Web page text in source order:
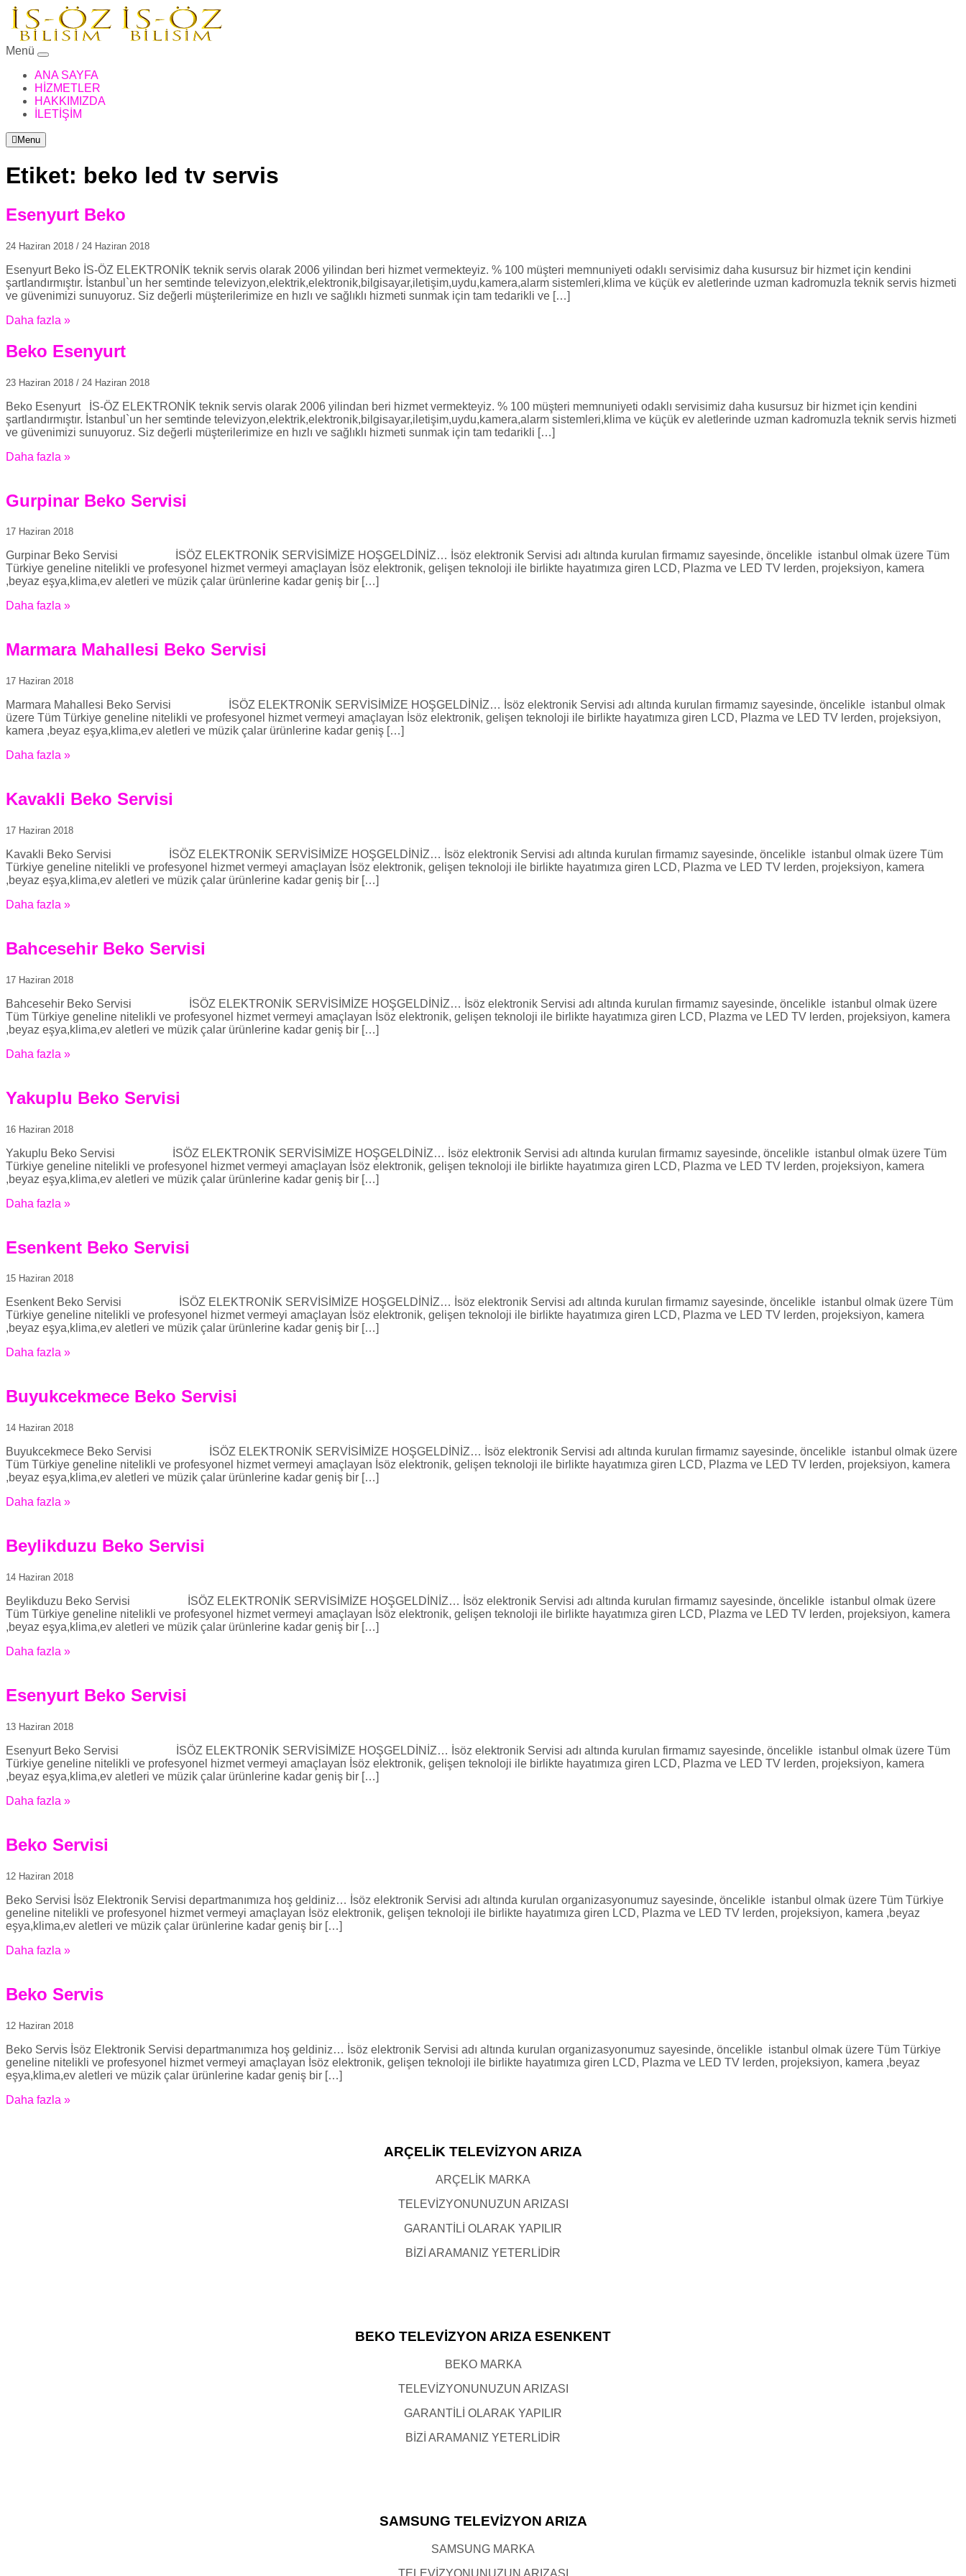
Menü
ANA SAYFA
HİZMETLER
HAKKIMIZDA
İLETİŞİM
Menu
Etiket: beko led tv servis
Esenyurt Beko
24 Haziran 2018 / 24 Haziran 2018
Esenyurt Beko İS-ÖZ ELEKTRONİK teknik servis olarak 2006 yilindan beri hizmet vermekteyiz. % 100 müşteri memnuniyeti odaklı servisimiz daha kusursuz bir hizmet için kendini
şartlandırmıştır. İstanbul`un her semtinde televizyon,elektrik,elektronik,bilgisayar,iletişim,uydu,kamera,alarm sistemleri,klima ve küçük ev aletlerinde uzman kadromuzla teknik servis hizmeti
ve güvenimizi sunuyoruz. Siz değerli müşterilerimize en hızlı ve sağlıklı hizmeti sunmak için tam tedarikli ve […]
Daha fazla »
Beko Esenyurt
23 Haziran 2018 / 24 Haziran 2018
Beko Esenyurt İS-ÖZ ELEKTRONİK teknik servis olarak 2006 yilindan beri hizmet vermekteyiz. % 100 müşteri memnuniyeti odaklı servisimiz daha kusursuz bir hizmet için kendini
şartlandırmıştır. İstanbul`un her semtinde televizyon,elektrik,elektronik,bilgisayar,iletişim,uydu,kamera,alarm sistemleri,klima ve küçük ev aletlerinde uzman kadromuzla teknik servis hizmeti
ve güvenimizi sunuyoruz. Siz değerli müşterilerimize en hızlı ve sağlıklı hizmeti sunmak için tam tedarikli […]
Daha fazla »
Gurpinar Beko Servisi
17 Haziran 2018
Gurpinar Beko Servisi İSÖZ ELEKTRONİK SERVİSİMİZE HOŞGELDİNİZ… İsöz elektronik Servisi adı altında kurulan firmamız sayesinde, öncelikle istanbul olmak üzere Tüm
Türkiye geneline nitelikli ve profesyonel hizmet vermeyi amaçlayan İsöz elektronik, gelişen teknoloji ile birlikte hayatımıza giren LCD, Plazma ve LED TV lerden, projeksiyon, kamera
,beyaz eşya,klima,ev aletleri ve müzik çalar ürünlerine kadar geniş bir […]
Daha fazla »
Marmara Mahallesi Beko Servisi
17 Haziran 2018
Marmara Mahallesi Beko Servisi İSÖZ ELEKTRONİK SERVİSİMİZE HOŞGELDİNİZ… İsöz elektronik Servisi adı altında kurulan firmamız sayesinde, öncelikle istanbul olmak
üzere Tüm Türkiye geneline nitelikli ve profesyonel hizmet vermeyi amaçlayan İsöz elektronik, gelişen teknoloji ile birlikte hayatımıza giren LCD, Plazma ve LED TV lerden, projeksiyon,
kamera ,beyaz eşya,klima,ev aletleri ve müzik çalar ürünlerine kadar geniş […]
Daha fazla »
Kavakli Beko Servisi
17 Haziran 2018
Kavakli Beko Servisi İSÖZ ELEKTRONİK SERVİSİMİZE HOŞGELDİNİZ… İsöz elektronik Servisi adı altında kurulan firmamız sayesinde, öncelikle istanbul olmak üzere Tüm
Türkiye geneline nitelikli ve profesyonel hizmet vermeyi amaçlayan İsöz elektronik, gelişen teknoloji ile birlikte hayatımıza giren LCD, Plazma ve LED TV lerden, projeksiyon, kamera
,beyaz eşya,klima,ev aletleri ve müzik çalar ürünlerine kadar geniş bir […]
Daha fazla »
Bahcesehir Beko Servisi
17 Haziran 2018
Bahcesehir Beko Servisi İSÖZ ELEKTRONİK SERVİSİMİZE HOŞGELDİNİZ… İsöz elektronik Servisi adı altında kurulan firmamız sayesinde, öncelikle istanbul olmak üzere
Tüm Türkiye geneline nitelikli ve profesyonel hizmet vermeyi amaçlayan İsöz elektronik, gelişen teknoloji ile birlikte hayatımıza giren LCD, Plazma ve LED TV lerden, projeksiyon, kamera
,beyaz eşya,klima,ev aletleri ve müzik çalar ürünlerine kadar geniş bir […]
Daha fazla »
Yakuplu Beko Servisi
16 Haziran 2018
Yakuplu Beko Servisi İSÖZ ELEKTRONİK SERVİSİMİZE HOŞGELDİNİZ… İsöz elektronik Servisi adı altında kurulan firmamız sayesinde, öncelikle istanbul olmak üzere Tüm
Türkiye geneline nitelikli ve profesyonel hizmet vermeyi amaçlayan İsöz elektronik, gelişen teknoloji ile birlikte hayatımıza giren LCD, Plazma ve LED TV lerden, projeksiyon, kamera
,beyaz eşya,klima,ev aletleri ve müzik çalar ürünlerine kadar geniş bir […]
Daha fazla »
Esenkent Beko Servisi
15 Haziran 2018
Esenkent Beko Servisi İSÖZ ELEKTRONİK SERVİSİMİZE HOŞGELDİNİZ… İsöz elektronik Servisi adı altında kurulan firmamız sayesinde, öncelikle istanbul olmak üzere Tüm
Türkiye geneline nitelikli ve profesyonel hizmet vermeyi amaçlayan İsöz elektronik, gelişen teknoloji ile birlikte hayatımıza giren LCD, Plazma ve LED TV lerden, projeksiyon, kamera
,beyaz eşya,klima,ev aletleri ve müzik çalar ürünlerine kadar geniş bir […]
Daha fazla »
Buyukcekmece Beko Servisi
14 Haziran 2018
Buyukcekmece Beko Servisi İSÖZ ELEKTRONİK SERVİSİMİZE HOŞGELDİNİZ… İsöz elektronik Servisi adı altında kurulan firmamız sayesinde, öncelikle istanbul olmak üzere
Tüm Türkiye geneline nitelikli ve profesyonel hizmet vermeyi amaçlayan İsöz elektronik, gelişen teknoloji ile birlikte hayatımıza giren LCD, Plazma ve LED TV lerden, projeksiyon, kamera
,beyaz eşya,klima,ev aletleri ve müzik çalar ürünlerine kadar geniş bir […]
Daha fazla »
Beylikduzu Beko Servisi
14 Haziran 2018
Beylikduzu Beko Servisi İSÖZ ELEKTRONİK SERVİSİMİZE HOŞGELDİNİZ… İsöz elektronik Servisi adı altında kurulan firmamız sayesinde, öncelikle istanbul olmak üzere
Tüm Türkiye geneline nitelikli ve profesyonel hizmet vermeyi amaçlayan İsöz elektronik, gelişen teknoloji ile birlikte hayatımıza giren LCD, Plazma ve LED TV lerden, projeksiyon, kamera
,beyaz eşya,klima,ev aletleri ve müzik çalar ürünlerine kadar geniş bir […]
Daha fazla »
Esenyurt Beko Servisi
13 Haziran 2018
Esenyurt Beko Servisi İSÖZ ELEKTRONİK SERVİSİMİZE HOŞGELDİNİZ… İsöz elektronik Servisi adı altında kurulan firmamız sayesinde, öncelikle istanbul olmak üzere Tüm
Türkiye geneline nitelikli ve profesyonel hizmet vermeyi amaçlayan İsöz elektronik, gelişen teknoloji ile birlikte hayatımıza giren LCD, Plazma ve LED TV lerden, projeksiyon, kamera
,beyaz eşya,klima,ev aletleri ve müzik çalar ürünlerine kadar geniş bir […]
Daha fazla »
Beko Servisi
12 Haziran 2018
Beko Servisi İsöz Elektronik Servisi departmanımıza hoş geldiniz… İsöz elektronik Servisi adı altında kurulan organizasyonumuz sayesinde, öncelikle istanbul olmak üzere Tüm Türkiye
geneline nitelikli ve profesyonel hizmet vermeyi amaçlayan İsöz elektronik, gelişen teknoloji ile birlikte hayatımıza giren LCD, Plazma ve LED TV lerden, projeksiyon, kamera ,beyaz
eşya,klima,ev aletleri ve müzik çalar ürünlerine kadar geniş bir […]
Daha fazla »
Beko Servis
12 Haziran 2018
Beko Servis İsöz Elektronik Servisi departmanımıza hoş geldiniz… İsöz elektronik Servisi adı altında kurulan organizasyonumuz sayesinde, öncelikle istanbul olmak üzere Tüm Türkiye
geneline nitelikli ve profesyonel hizmet vermeyi amaçlayan İsöz elektronik, gelişen teknoloji ile birlikte hayatımıza giren LCD, Plazma ve LED TV lerden, projeksiyon, kamera ,beyaz
eşya,klima,ev aletleri ve müzik çalar ürünlerine kadar geniş bir […]
Daha fazla »
ARÇELİK TELEVİZYON ARIZA
ARÇELİK MARKA
TELEVİZYONUNUZUN ARIZASI
GARANTİLİ OLARAK YAPILIR
BİZİ ARAMANIZ YETERLİDİR
BEKO TELEVİZYON ARIZA ESENKENT
BEKO MARKA
TELEVİZYONUNUZUN ARIZASI
GARANTİLİ OLARAK YAPILIR
BİZİ ARAMANIZ YETERLİDİR
SAMSUNG TELEVİZYON ARIZA
SAMSUNG MARKA
TELEVİZYONUNUZUN ARIZASI